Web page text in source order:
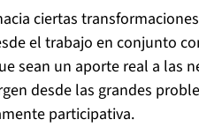
ciertas
el trabajo en conjunto
sean un aporte real a las
desde las grandes
participativa.